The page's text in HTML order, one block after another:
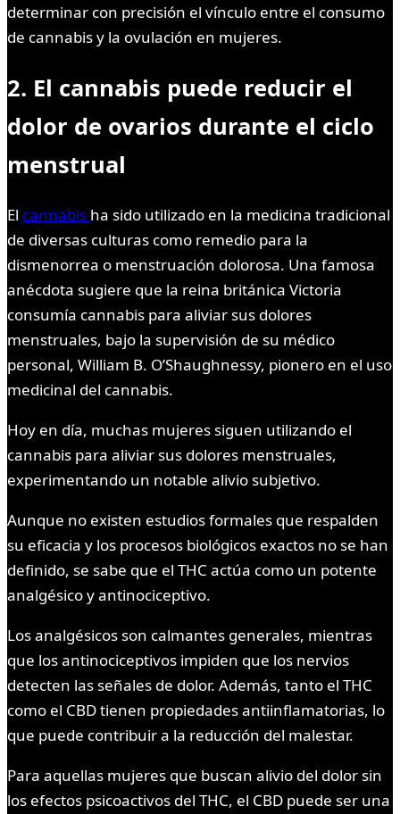
determinar con precisión el vínculo entre el consumo
de cannabis y la ovulación en mujeres.
2. El cannabis puede reducir el
dolor de ovarios durante el ciclo
menstrual
El cannabis ha sido utilizado en la medicina tradicional
de diversas culturas como remedio para la
dismenorrea o menstruación dolorosa. Una famosa
anécdota sugiere que la reina británica Victoria
consumía cannabis para aliviar sus dolores
menstruales, bajo la supervisión de su médico
personal, William B. O’Shaughnessy, pionero en el uso
medicinal del cannabis.
Hoy en día, muchas mujeres siguen utilizando el
cannabis para aliviar sus dolores menstruales,
experimentando un notable alivio subjetivo.
Aunque no existen estudios formales que respalden
su eficacia y los procesos biológicos exactos no se han
definido, se sabe que el THC actúa como un potente
analgésico y antinociceptivo.
Los analgésicos son calmantes generales, mientras
que los antinociceptivos impiden que los nervios
detecten las señales de dolor. Además, tanto el THC
como el CBD tienen propiedades antiinflamatorias, lo
que puede contribuir a la reducción del malestar.
Para aquellas mujeres que buscan alivio del dolor sin
los efectos psicoactivos del THC, el CBD puede ser una